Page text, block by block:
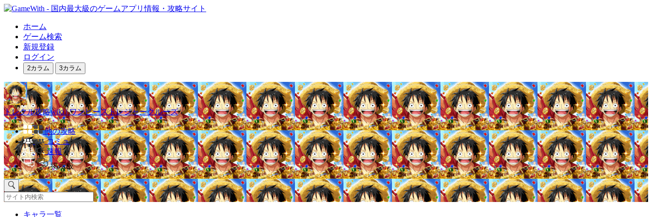
ホーム
ゲーム検索
新規登録
ログイン
2カラム 3カラム
トレクル攻略wiki | ワンピーストレジャークルーズ
他の攻略
コミュ
速報
掲示板
キャラ一覧